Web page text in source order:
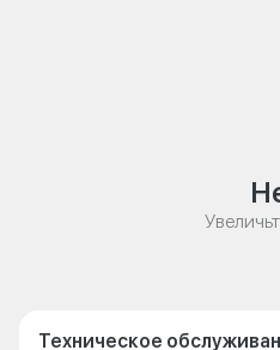
Техническое